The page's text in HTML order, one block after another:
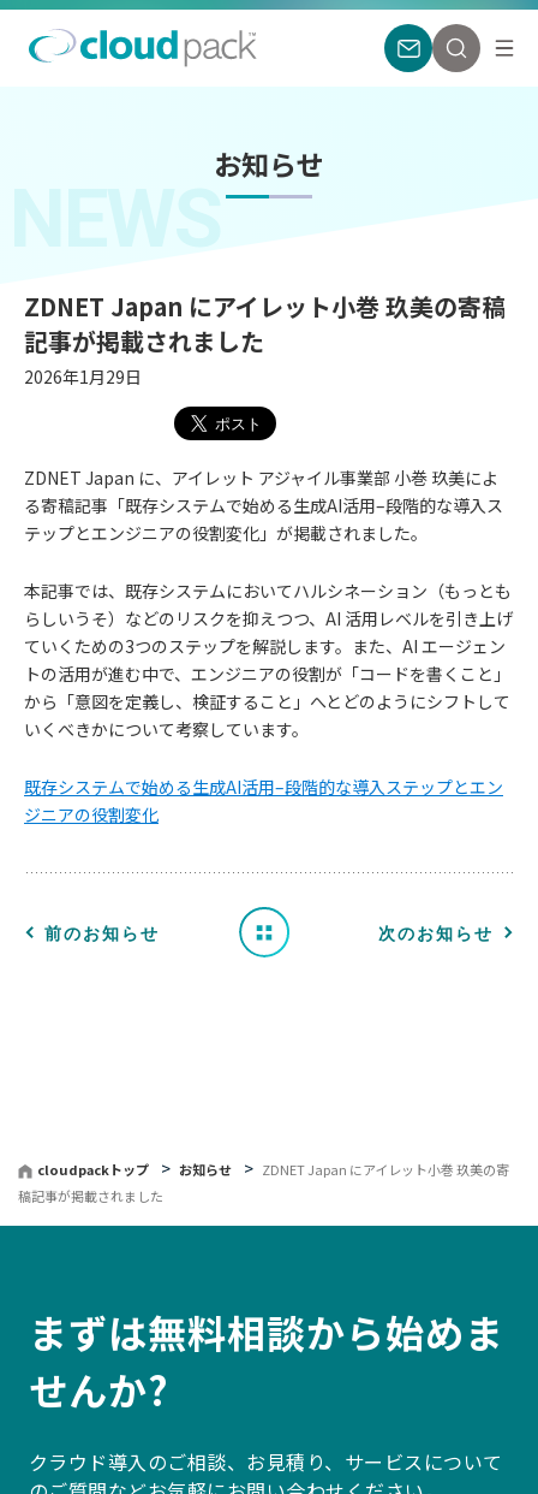
お知らせ
NEWS
ZDNET Japan にアイレット小巻 玖美の寄稿
記事が掲載されました
2026年1月29日
ZDNET Japan に、アイレット アジャイル事業部 小巻 玖美によ
る寄稿記事「既存システムで始める生成AI活用–段階的な導入ス
テップとエンジニアの役割変化」が掲載されました。
本記事では、既存システムにおいてハルシネーション（もっとも
らしいうそ）などのリスクを抑えつつ、AI 活用レベルを引き上げ
ていくための3つのステップを解説します。また、AI エージェン
トの活用が進む中で、エンジニアの役割が「コードを書くこと」
から「意図を定義し、検証すること」へとどのようにシフトして
いくべきかについて考察しています。
既存システムで始める生成AI活用–段階的な導入ステップとエン
ジニアの役割変化
前のお知らせ
お
知
せ
一 次のお知らせ
cloudpackトップ お知らせ
ZDNET Japan にアイレット小巻 玖美の寄
稿記事が掲載されました
まずは無料相談から始めま
せんか?
クラウド導入のご相談、お見積り、サービスについて